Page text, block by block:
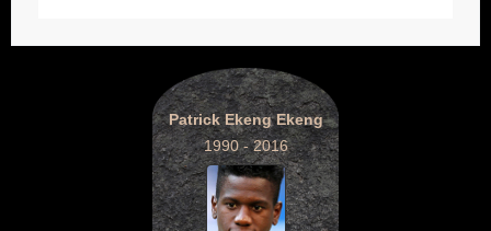
Patrick Ekeng Ekeng
1990 - 2016